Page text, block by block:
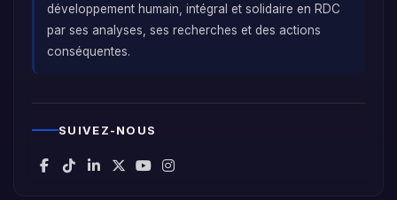
développement humain, intégral et solidaire en RDC
par ses analyses, ses recherches et des actions
conséquentes.
SUIVEZ-NOUS